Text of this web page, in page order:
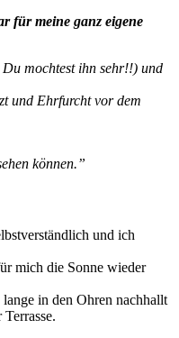
für meine ganz eigene
mochtest ihn sehr!!) und
und Ehrfurcht vor dem
können.”
und ich
mich die Sonne wieder
in den Ohren nachhallt